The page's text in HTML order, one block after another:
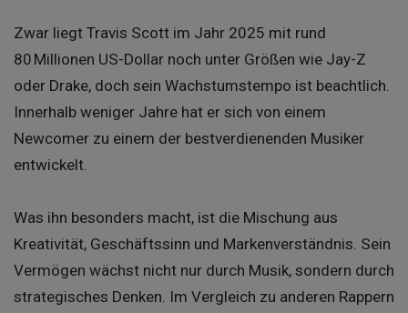
Zwar liegt Travis Scott im Jahr 2025 mit rund
80 Millionen US-Dollar noch unter Größen wie Jay-Z
oder Drake, doch sein Wachstumstempo ist beachtlich.
Innerhalb weniger Jahre hat er sich von einem
Newcomer zu einem der bestverdienenden Musiker
entwickelt.
Was ihn besonders macht, ist die Mischung aus
Kreativität, Geschäftssinn und Markenverständnis. Sein
Vermögen wächst nicht nur durch Musik, sondern durch
strategisches Denken. Im Vergleich zu anderen Rappern